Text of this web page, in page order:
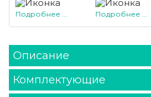
Подробнее ... Подробнее ...
Описание
Комплектующие